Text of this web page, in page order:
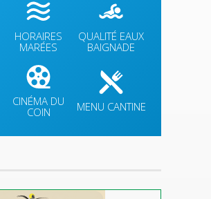
HORAIRES
MARÉES
QUALITÉ EAUX
BAIGNADE
CINÉMA DU
COIN
MENU CANTINE